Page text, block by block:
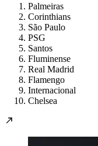
Palmeiras
Corinthians
São Paulo
PSG
Santos
Fluminense
Real Madrid
Flamengo
Internacional
Chelsea